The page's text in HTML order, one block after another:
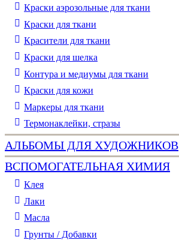
Краски аэрозольные для ткани
Краски для ткани
Красители для ткани
Краски для шелка
Контура и медиумы для ткани
Краски для кожи
Маркеры для ткани
Термонаклейки, стразы
АЛЬБОМЫ ДЛЯ ХУДОЖНИКОВ
ВСПОМОГАТЕЛЬНАЯ ХИМИЯ
Клея
Лаки
Масла
Грунты / Добавки